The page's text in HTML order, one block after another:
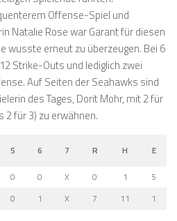
Offense-Spiel und
Natalie Rose war Garant für diesen
wusste erneut zu überzeugen. Bei 6
Strike-Outs und lediglich zwei
Auf Seiten der Seahawks sind
des Tages, Dorit Mohr, mit 2 für
2 für 3) zu erwähnen.
5 6 7 R H
E
0 0 X 0 1
5
0 1 X 7 11 1